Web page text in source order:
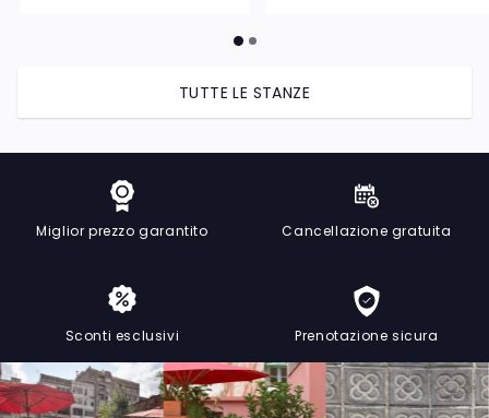
TUTTE LE STANZE
Miglior prezzo garantito Cancellazione gratuita
Sconti esclusivi Prenotazione sicura